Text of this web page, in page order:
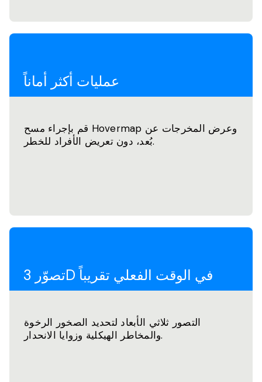
عمليات أكثر أماناً
قم بإجراء مسح Hovermap وعرض المخرجات عن
بُعد، دون تعريض الأفراد للخطر.
تصوّر 3D في الوقت الفعلي تقريباً
التصور ثلاثي الأبعاد لتحديد الصخور الرخوة
والمخاطر الهيكلية وزوايا الانحدار.